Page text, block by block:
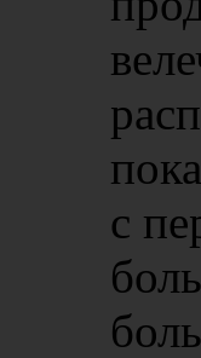
с